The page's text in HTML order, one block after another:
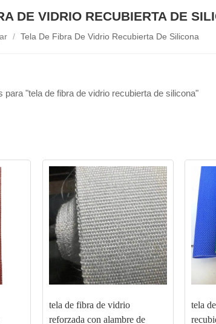
DE VIDRIO RECUBIERTA DE
/ Tela De Fibra De Vidrio Recubierta De Silicona
para "tela de fibra de vidrio recubierta de silicona"
tela de fibra de vidrio
reforzada con alambre de
tela